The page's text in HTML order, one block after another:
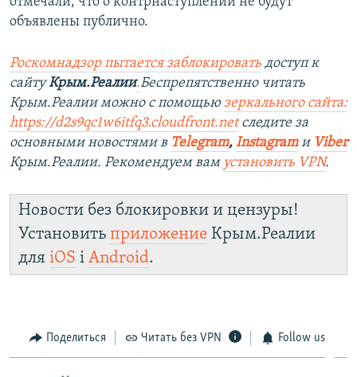
объявлены публично.
Роскомнадзор пытается заблокировать доступ к
сайтуКрым.Реалии.Беспрепятственно читать
Крым.Реалии можно с помощью зеркального сайта:
https://d2s9qc1w6itfq3.cloudfront.net следите за
основными новостями в Telegram, Instagramи Viber
Крым.Реалии. Рекомендуем вам установить VPN.
Новости без блокировки и цензуры!
Установить приложение Крым.Реалии
для iOS і Android.
Поделиться Читать без VPN Follow us